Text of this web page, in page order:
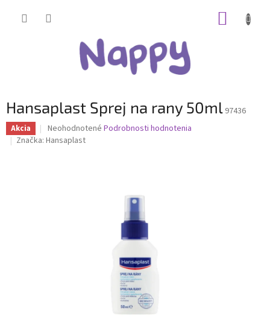
Hansaplast Sprej na rany 50ml 97436
Akcia
Priemerné
hodnotenie
Neohodnotené Podrobnosti hodnotenia
Značka: Hansaplast